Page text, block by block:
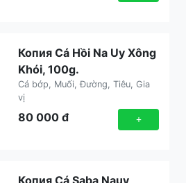
Копия Cá Hồi Na Uy Xông
Khói, 100g.
Cá bớp, Muối, Đường, Tiêu, Gia
vị
80 000đ +